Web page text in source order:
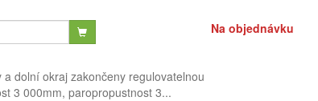
Na objednávku
dolní okraj zakončeny regulovatelnou
3 000mm, paropropustnost 3...